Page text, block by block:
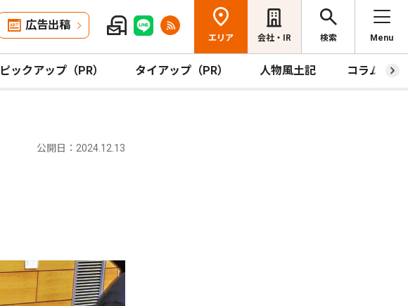
広告出稿
エリア 会社・IR 検索 Menu
ピックアップ（PR） タイアップ（PR） 人物風土記 コラム
公開日：2024.12.13